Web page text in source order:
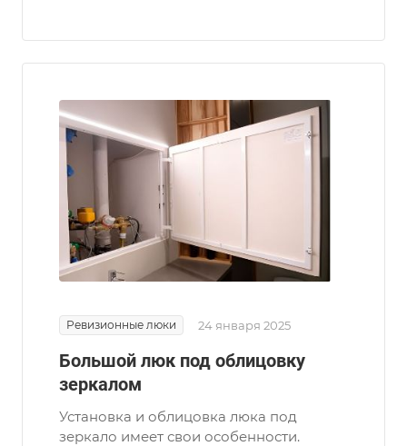
Ревизионные люки 24 января 2025
Большой люк под облицовку
зеркалом
Установка и облицовка люка под
зеркало имеет свои особенности.